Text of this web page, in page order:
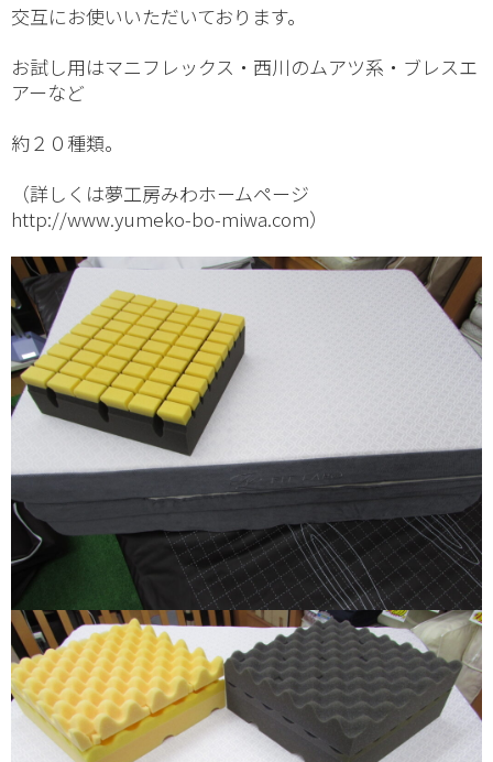
交互にお使いいただいております。
お試し用はマニフレックス・西川のムアツ系・ブレスエ
アーなど
約２０種類。
（詳しくは夢工房みわホームページ
http://www.yumeko-bo-miwa.com）